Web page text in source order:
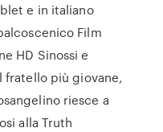
e in italiano
Film
HD Sinossi e
più giovane,
riesce a
alla Truth